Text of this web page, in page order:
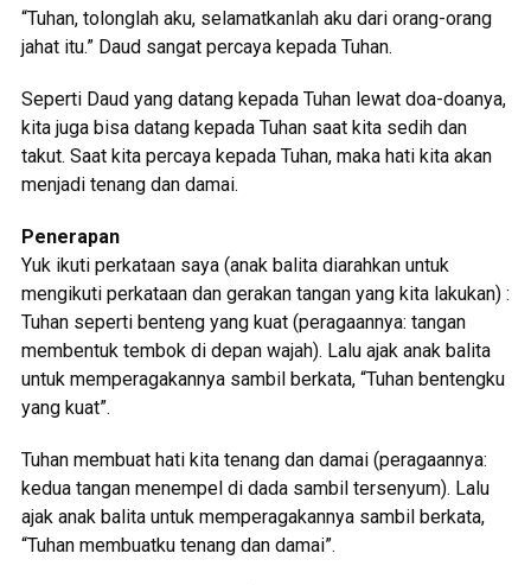
“Tuhan, tolonglah aku, selamatkanlah aku dari orang-orang
jahat itu.” Daud sangat percaya kepada Tuhan.
Seperti Daud yang datang kepada Tuhan lewat doa-doanya,
kita juga bisa datang kepada Tuhan saat kita sedih dan
takut. Saat kita percaya kepada Tuhan, maka hati kita akan
menjadi tenang dan damai.
Penerapan
Yuk ikuti perkataan saya (anak balita diarahkan untuk
mengikuti perkataan dan gerakan tangan yang kita lakukan) :
Tuhan seperti benteng yang kuat (peragaannya: tangan
membentuk tembok di depan wajah). Lalu ajak anak balita
untuk memperagakannya sambil berkata, “Tuhan bentengku
yang kuat”.
Tuhan membuat hati kita tenang dan damai (peragaannya:
kedua tangan menempel di dada sambil tersenyum). Lalu
ajak anak balita untuk memperagakannya sambil berkata,
“Tuhan membuatku tenang dan damai”.